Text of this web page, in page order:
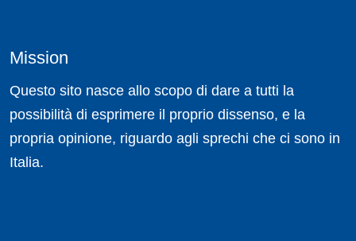
Mission
Questo sito nasce allo scopo di dare a tutti la
possibilità di esprimere il proprio dissenso, e la
propria opinione, riguardo agli sprechi che ci sono in
Italia.